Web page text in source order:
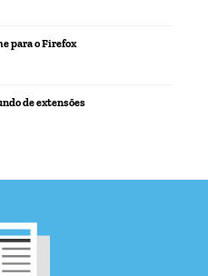
para o Firefox
de extensões